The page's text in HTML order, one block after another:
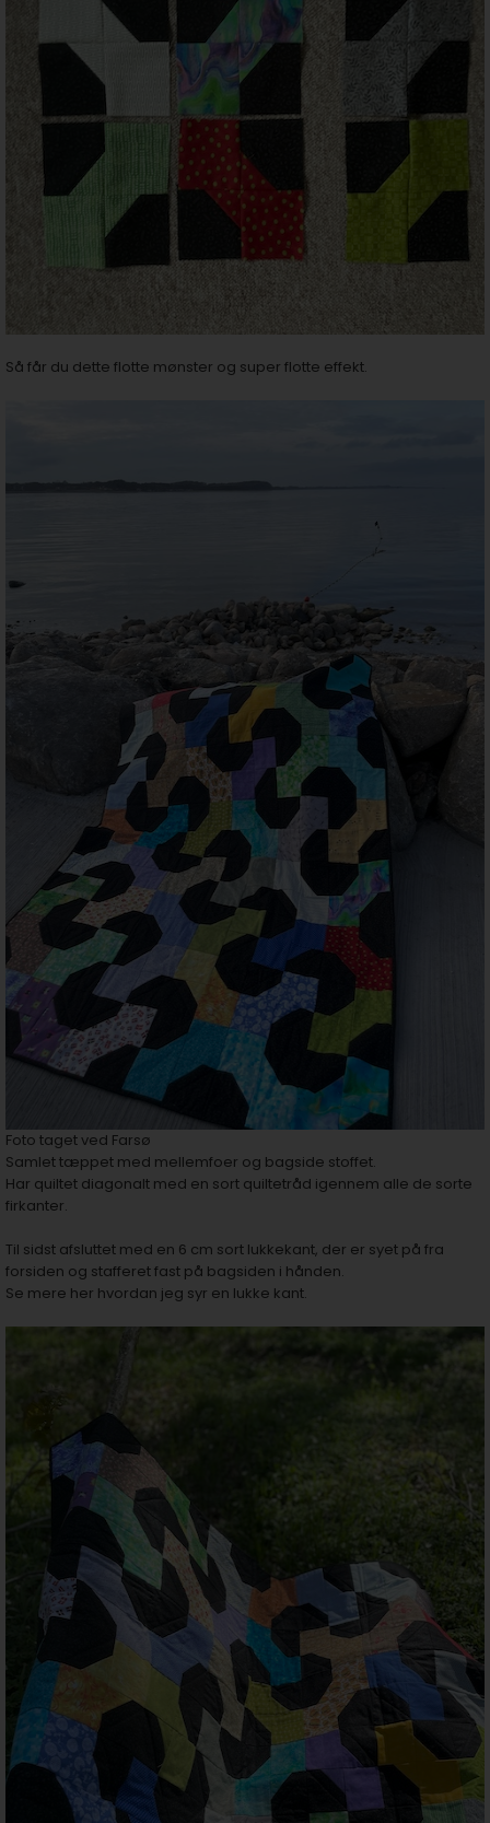
Så får du dette flotte mønster og super flotte effekt.
Foto taget ved Farsø
Samlet tæppet med mellemfoer og bagside stoffet.
Har quiltet diagonalt med en sort quiltetråd igennem alle de sorte
firkanter.
Til sidst afsluttet med en 6 cm sort lukkekant, der er syet på fra
forsiden og stafferet fast på bagsiden i hånden.
Se mere her hvordan jeg syr en lukke kant.